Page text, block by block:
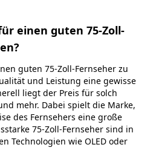
einen guten 75-Zoll-
guten 75-Zoll-Fernseher zu
und Leistung eine gewisse
liegt der Preis für solch
mehr. Dabei spielt die Marke,
des Fernsehers eine große
75-Zoll-Fernseher sind in
Technologien wie OLED oder